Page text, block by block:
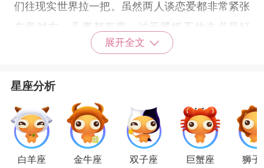
们往现实世界拉一把。虽然两人谈恋爱都非常紧张
在意对方，凡事都有度，过于紧抓不放未必是好
有异议时先克制情绪，其次再理解，爱人之间
的认错其实算不了什么，狮子座
也不必看得那么
重，有时候果断认错说不定还更能取得巨蟹座
的认
展开全文
星座分析
白羊座 金牛座 双子座 巨蟹座 狮子